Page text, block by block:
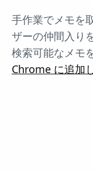
手作業でメモを
ザーの仲間入り
検索可能なメモ
Chrome に追加